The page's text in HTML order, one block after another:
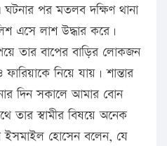
পর মতলব দক্ষিণ থানা
এসে লাশ উদ্ধার করে।
তার বাপের বাড়ির লোকজন
নিয়ে যায়। শান্তার
দিন সকালে আমার বোন
তার স্বামীর বিষয়ে অনেক
ইসমাইল হোসেন বলেন, যে